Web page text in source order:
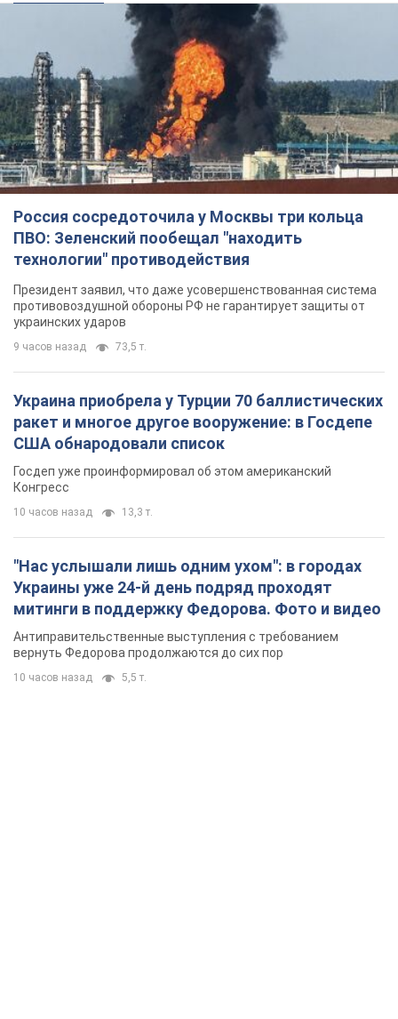
Россия сосредоточила у Москвы три кольца
ПВО: Зеленский пообещал "находить
технологии" противодействия
Президент заявил, что даже усовершенствованная система
противовоздушной обороны РФ не гарантирует защиты от
украинских ударов
9 часов назад 73,5 т.
Украина приобрела у Турции 70 баллистических
ракет и многое другое вооружение: в Госдепе
США обнародовали список
Госдеп уже проинформировал об этом американский
Конгресс
10 часов назад 13,3 т.
"Нас услышали лишь одним ухом": в городах
Украины уже 24-й день подряд проходят
митинги в поддержку Федорова. Фото и видео
Антиправительственные выступления с требованием
вернуть Федорова продолжаются до сих пор
10 часов назад 5,5 т.